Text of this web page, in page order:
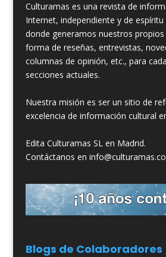
Culturamas es una revista de
Internet, independiente y de
donde generamos nuestros
forma de reseñas, entrevistas,
columnas de opinión, etc., para
secciones actuales.
Nuestra misión es ser un sitio de
excelencia de información cultural
Edita Culturamas SL en Madrid.
Contáctanos en
Blogs de Colaboradores